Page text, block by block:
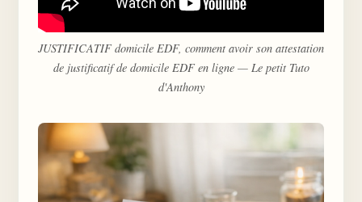
JUSTIFICATIF domicile EDF, comment avoir son attestation
de justificatif de domicile EDF en ligne — Le petit Tuto
d'Anthony